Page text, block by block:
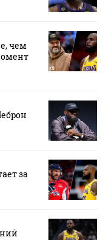
чем
за